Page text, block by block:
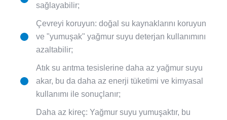
sağlayabilir;
Çevreyi koruyun: doğal su kaynaklarını koruyun
ve "yumuşak" yağmur suyu deterjan kullanımını
azaltabilir;
Atık su arıtma tesislerine daha az yağmur suyu
akar, bu da daha az enerji tüketimi ve kimyasal
kullanımı ile sonuçlanır;
Daha az kireç: Yağmur suyu yumuşaktır, bu